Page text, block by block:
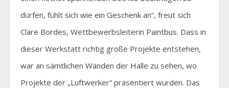
dürfen, fühlt sich wie ein Geschenk an“, freut sich
Cläre Bordes, Wettbewerbsleiterin Paintbus. Dass in
dieser Werkstatt richtig große Projekte entstehen,
war an sämtlichen Wänden der Halle zu sehen, wo
Projekte der „Luftwerker“ präsentiert wurden. Das